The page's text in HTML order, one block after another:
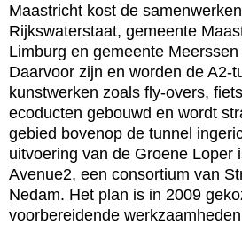
Maastricht kost de
Rijkswaterstaat, gemeente
Limburg en gemeente
Daarvoor zijn en worden de A2-
kunstwerken zoals fly-overs,
ecoducten gebouwd en wordt
gebied bovenop de tunnel
uitvoering van de Groene Loper
Avenue2, een consortium van
Nedam. Het plan is in 2009
voorbereidende